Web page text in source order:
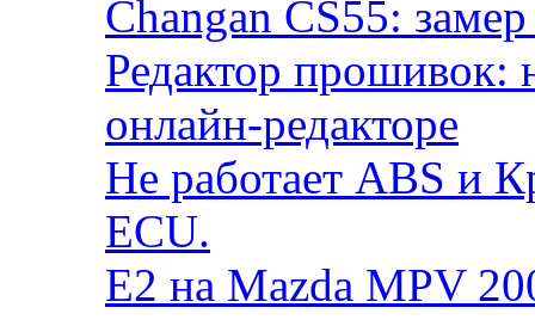
Changan CS55:
Редактор прошивок:
онлайн-редакторе
Не работает ABS и
ECU.
E2 на Mazda MPV